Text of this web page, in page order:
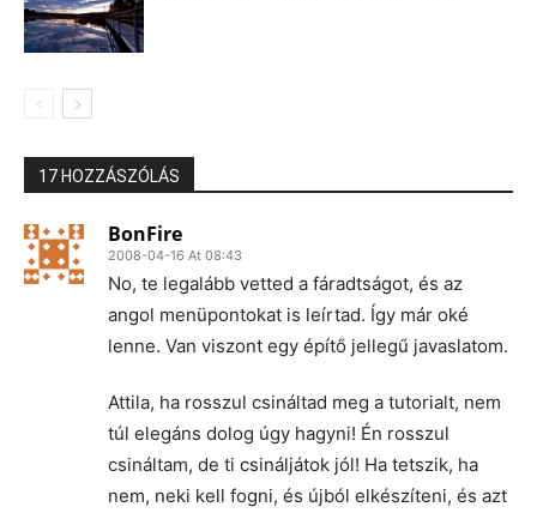
17 HOZZÁSZÓLÁS
BonFire
2008-04-16 At 08:43
No, te legalább vetted a fáradtságot, és az
angol menüpontokat is leírtad. Így már oké
lenne. Van viszont egy építő jellegű javaslatom.
Attila, ha rosszul csináltad meg a tutorialt, nem
túl elegáns dolog úgy hagyni! Én rosszul
csináltam, de ti csináljátok jól! Ha tetszik, ha
nem, neki kell fogni, és újból elkészíteni, és azt